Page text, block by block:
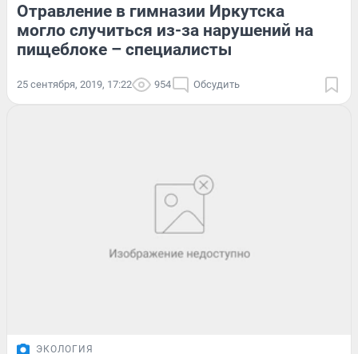
Отравление в гимназии Иркутска
могло случиться из-за нарушений на
пищеблоке – специалисты
25 сентября, 2019, 17:22 954 Обсудить
ЭКОЛОГИЯ